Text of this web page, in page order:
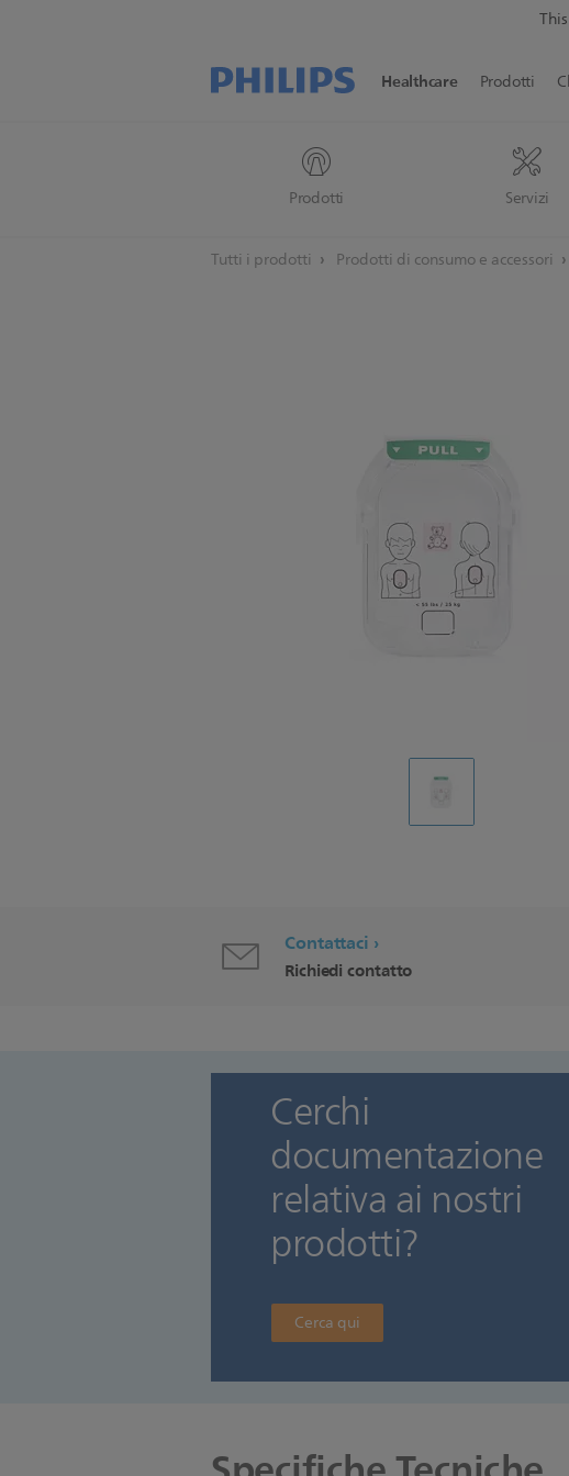
Healthcare
Prodotti Servizi
Prodotti
Tutti i prodotti Prodotti di consumo e accessori
Contattaci
Richiedi contatto
Cerchi
relativa ai nostri
prodotti?
Cerca qui